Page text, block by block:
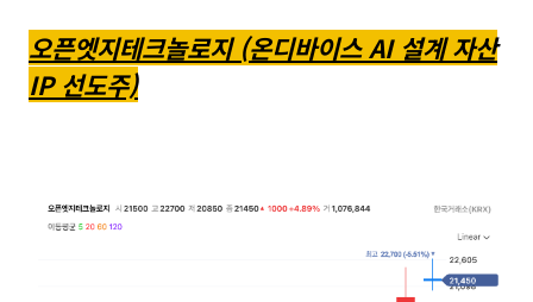
오픈엣지테크놀로지 (온디바이스 AI 설계 자산
IP 선도주)